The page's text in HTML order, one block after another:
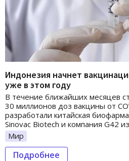
Индонезия начнет
уже в этом году
В течение ближайших месяцев
30 миллионов доз вакцины от
разработали китайская
Sinovac Biotech и компания G42
Мир
Подробнее